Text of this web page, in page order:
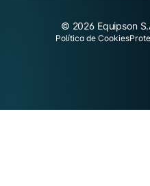
© 2026 Equipson
Política de Cookies